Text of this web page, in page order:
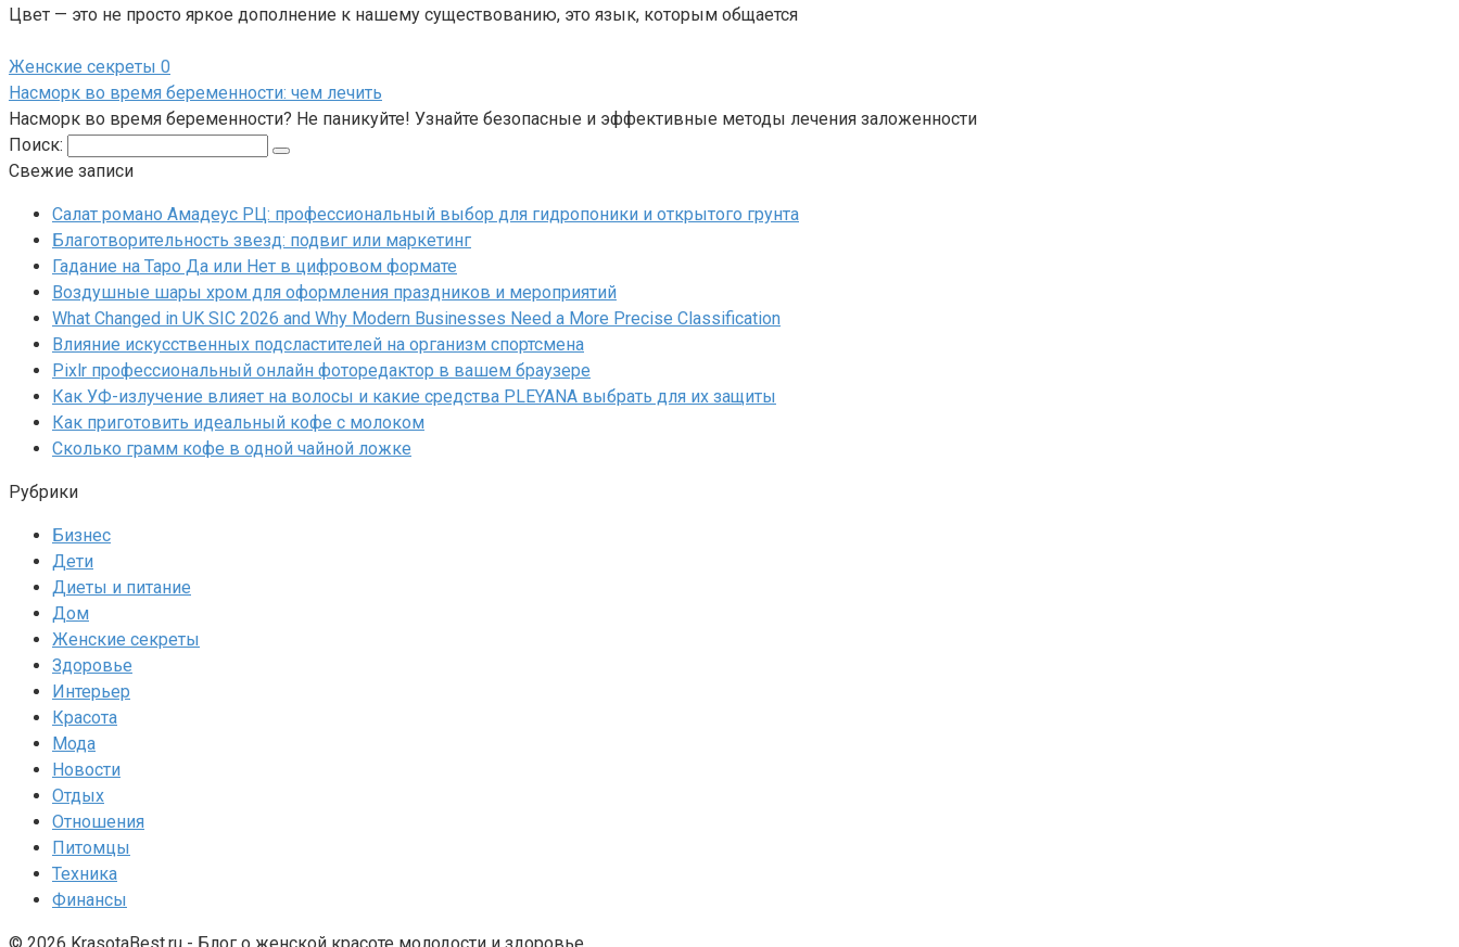
Цвет — это не просто яркое дополнение к нашему существованию, это язык, которым общается
Женские секреты 0
Насморк во время беременности: чем лечить
Насморк во время беременности? Не паникуйте! Узнайте безопасные и эффективные методы лечения заложенности
Поиск:
Свежие записи
Салат романо Амадеус РЦ: профессиональный выбор для гидропоники и открытого грунта
Благотворительность звезд: подвиг или маркетинг
Гадание на Таро Да или Нет в цифровом формате
Воздушные шары хром для оформления праздников и мероприятий
What Changed in UK SIC 2026 and Why Modern Businesses Need a More Precise Classification
Влияние искусственных подсластителей на организм спортсмена
Pixlr профессиональный онлайн фоторедактор в вашем браузере
Как УФ-излучение влияет на волосы и какие средства PLEYANA выбрать для их защиты
Как приготовить идеальный кофе с молоком
Сколько грамм кофе в одной чайной ложке
Рубрики
Бизнес
Дети
Диеты и питание
Дом
Женские секреты
Здоровье
Интерьер
Красота
Мода
Новости
Отдых
Отношения
Питомцы
Техника
Финансы